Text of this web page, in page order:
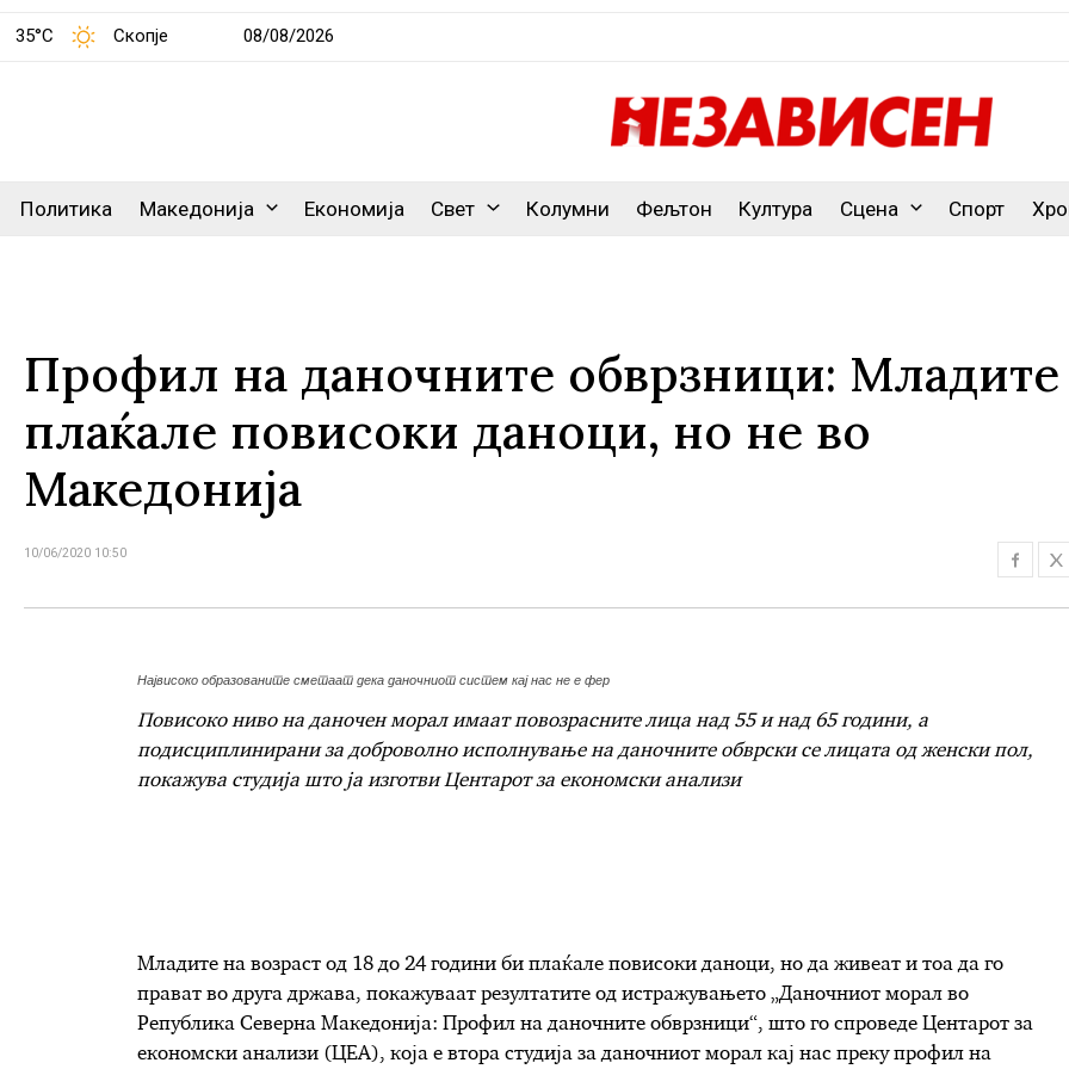
35°C Скопје 08/08/2026
Политика Македонија Економија Свет Колумни Фељтон Култура Сцена Спорт
Профил на даночните обврзници: Младите
плаќале повисоки даноци, но не во
Македонија
10/06/2020 10:50
Највисоко образованите сметаат дека даночниот систем кај нас не е фер
Повисоко ниво на даночен моралимаатповозрасните лица над 55 и над 65 години, а
подисциплинирани за доброволно исполнување на даночните обврскиселицата од женски пол,
покажува студија што ја изготви Центарот за економски анализи
Младите на возраст од 18 до 24 години би плаќалеповисоки даноци, но да живеат и тоа да го
прават во друга држава, покажуваат резултатите од истражувањето „Даночниот морал во
Република Северна Македонија: Профил на даночните обврзници“, што го спроведе Центаротза
економски анализи (ЦЕА), која е втора студија за даночниот морал кај нас преку профил на